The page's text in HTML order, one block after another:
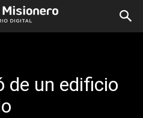
de un edificio